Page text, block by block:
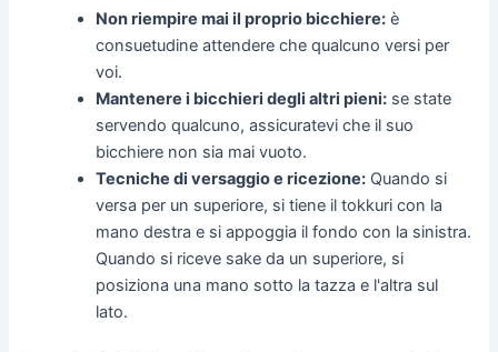
Non riempire mai il proprio bicchiere: è
consuetudine attendere che qualcuno versi per
voi.
Mantenere i bicchieri degli altri pieni: se state
servendo qualcuno, assicuratevi che il suo
bicchiere non sia mai vuoto.
Tecniche di versaggio e ricezione: Quando si
versa per un superiore, si tiene il tokkuri con la
mano destra e si appoggia il fondo con la sinistra.
Quando si riceve sake da un superiore, si
posiziona una mano sotto la tazza e l'altra sul
lato.